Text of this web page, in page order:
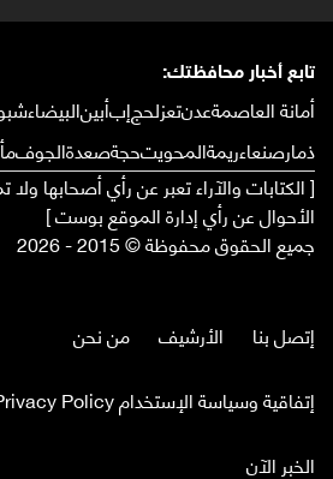
تابع أخبار محافظتك:
أمانة العاصمةعدنتعزلحجإبأبينالبيضاء
ذمارصنعاءريمةالمحويتحجةصعدةالجوف
[ الكتابات والآراء تعبر عن رأي أصحابها
الأحوال عن رأي إدارة الموقع بوست ]
جميع الحقوق محفوظة © 2015 - 2026
إتصل بنا الأرشيف
من نحن
إتفاقية وسياسة الإستخدام Privacy Policy
الخبر الآن